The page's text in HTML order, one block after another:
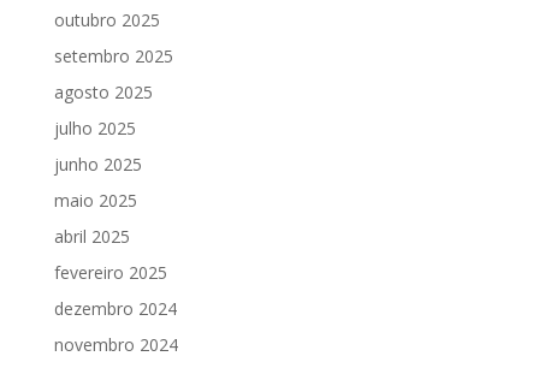
outubro 2025
setembro 2025
agosto 2025
julho 2025
junho 2025
maio 2025
abril 2025
fevereiro 2025
dezembro 2024
novembro 2024